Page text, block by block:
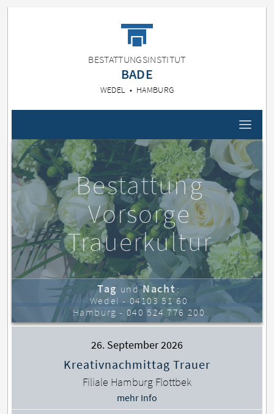
BESTATTUNGSINSTITUT
BADE
WEDEL • HAMBURG
Bestattung
Vorsorge
Trauerkultur
Tag undNacht :
Wedel - 04103 51 60
Hamburg - 040 524 776 200
26. September 2026
Kreativnachmittag Trauer
Filiale Hamburg Flottbek
mehr Info